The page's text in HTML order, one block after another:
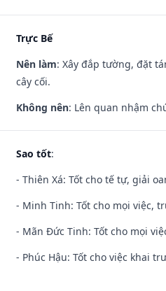
Trực Bế
Nên làm: Xây đắp tường, đặt
cây cối.
Không nên: Lên quan nhậm
Sao tốt:
- Thiên Xá: Tốt cho tế tự, giải
- Minh Tinh: Tốt cho mọi việc,
- Mãn Đức Tinh: Tốt cho mọi
- Phúc Hậu: Tốt cho việc khai